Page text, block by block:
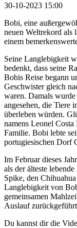
30-10-2023 15:00
Bobi, eine
neuen Weltrekord als
einem
Seine Langlebigkeit
bedenkt, dass seine
Bobis Reise begann
Geschwister gleich
waren. Damals
angesehen, die Tiere
überleben würden.
namens Leonel
Familie. Bobi lebte
portugiesischen Dorf
Im Februar dieses
als der älteste
Spike, den
Langlebigkeit von
gemeinsamen
Auslauf
Du kannst dir die